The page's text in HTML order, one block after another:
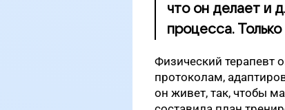
что он делает и
процесса.
Физический терапевт
протоколам,
он живет, так, чтобы